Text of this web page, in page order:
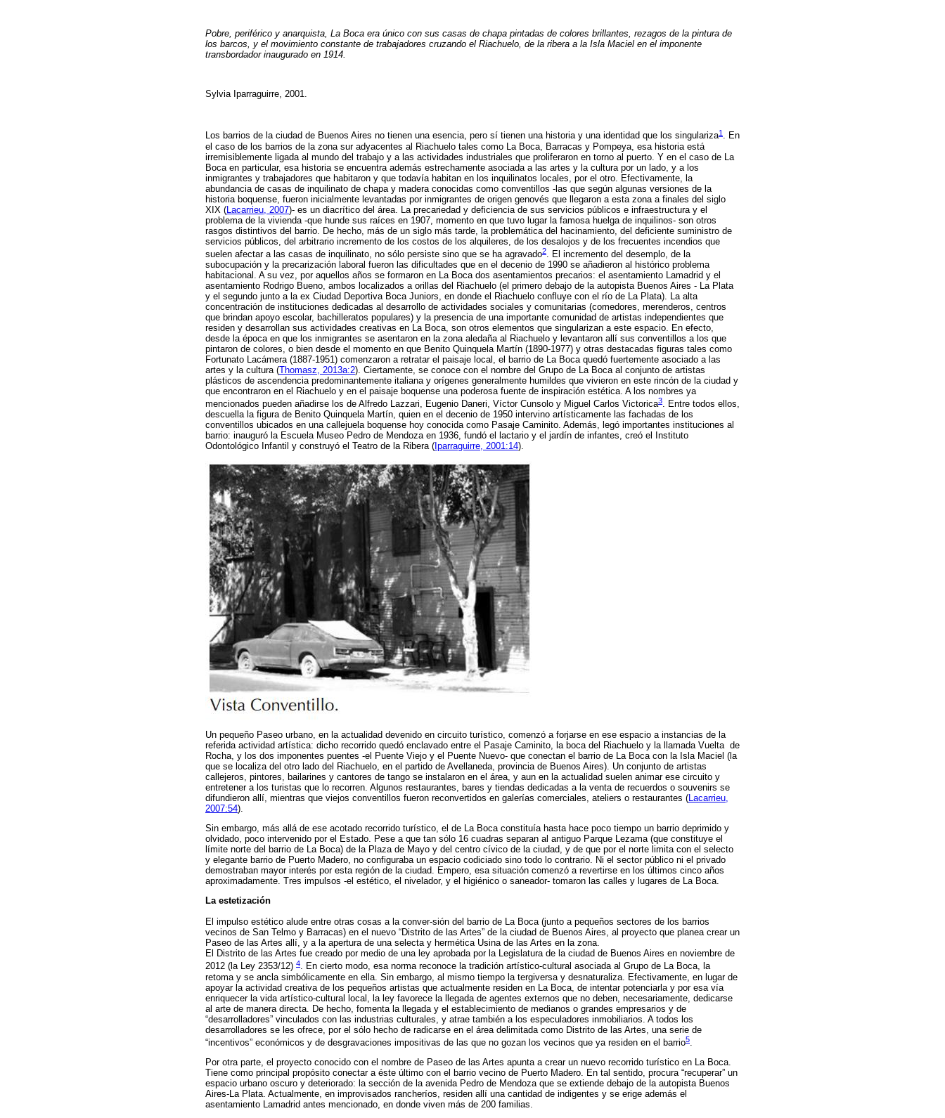
Pobre, periférico y anarquista, La Boca era único con sus casas de chapa pintadas de colores brillantes, rezagos de la pintura de
los barcos, y el movimiento constante de trabajadores cruzando el Riachuelo, de la ribera a la Isla Maciel en el imponente
transbordador inaugurado en 1914.
Sylvia Iparraguirre, 2001.
Los barrios de la ciudad de Buenos Aires no tienen una esencia, pero sí tienen una historia y una identidad que los singulariza1 . En
el caso de los barrios de la zona sur adyacentes al Riachuelo tales como La Boca, Barracas y Pompeya, esa historia está
irremisiblemente ligada al mundo del trabajo y a las actividades industriales que proliferaron en torno al puerto. Y en el caso de La
Boca en particular, esa historia se encuentra además estrechamente asociada a las artes y la cultura por un lado, y a los
inmigrantes y trabajadores que habitaron y que todavía habitan en los inquilinatos locales, por el otro. Efectivamente, la
abundancia de casas de inquilinato de chapa y madera conocidas como conventillos -las que según algunas versiones de la
historia boquense, fueron inicialmente levantadas por inmigrantes de origen genovés que llegaron a esta zona a finales del siglo
XIX (Lacarrieu, 2007)- es un diacrítico del área. La precariedad y deficiencia de sus servicios públicos e infraestructura y el
problema de la vivienda -que hunde sus raíces en 1907, momento en que tuvo lugar la famosa huelga de inquilinos- son otros
rasgos distintivos del barrio. De hecho, más de un siglo más tarde, la problemática del hacinamiento, del deficiente suministro de
servicios públicos, del arbitrario incremento de los costos de los alquileres, de los desalojos y de los frecuentes incendios que
suelen afectar a las casas de inquilinato, no sólo persiste sino que se ha agravado2. El incremento del desemplo, de la
subocupación y la precarización laboral fueron las dificultades que en el decenio de 1990 se añadieron al histórico problema
habitacional. A su vez, por aquellos años se formaron en La Boca dos asentamientos precarios: el asentamiento Lamadrid y el
asentamiento Rodrigo Bueno, ambos localizados a orillas del Riachuelo (el primero debajo de la autopista Buenos Aires - La Plata
y el segundo junto a la ex Ciudad Deportiva Boca Juniors, en donde el Riachuelo confluye con el río de La Plata). La alta
concentración de instituciones dedicadas al desarrollo de actividades sociales y comunitarias (comedores, merenderos, centros
que brindan apoyo escolar, bachilleratos populares) y la presencia de una importante comunidad de artistas independientes que
residen y desarrollan sus actividades creativas en La Boca, son otros elementos que singularizan a este espacio. En efecto,
desde la época en que los inmigrantes se asentaron en la zona aledaña al Riachuelo y levantaron allí sus conventillos a los que
pintaron de colores, o bien desde el momento en que Benito Quinquela Martín (1890-1977) y otras destacadas figuras tales como
Fortunato Lacámera (1887-1951) comenzaron a retratar el paisaje local, el barrio de La Boca quedó fuertemente asociado a las
artes y la cultura(Thomasz, 2013a:2). Ciertamente, se conoce con el nombre del Grupo de La Boca al conjunto de artistas
plásticos de ascendencia predominantemente italiana y orígenes generalmente humildes que vivieron en este rincón de la ciudad y
que encontraron en el Riachuelo y en el paisaje boquense una poderosa fuente de inspiración estética. A los nombres ya
mencionados pueden añadirse los de Alfredo Lazzari, Eugenio Daneri, Víctor Cunsolo y Miguel Carlos Victorica3. Entre todos ellos,
descuella la figura de Benito Quinquela Martín, quien en el decenio de 1950 intervino artísticamente las fachadas de los
conventillos ubicados en una callejuela boquense hoy conocida como Pasaje Caminito. Además, legó importantes instituciones al
barrio: inauguró la Escuela Museo Pedro de Mendoza en 1936, fundó el lactario y el jardín de infantes, creó el Instituto
Odontológico Infantil y construyó el Teatro de la Ribera( Iparraguirre, 2001:14).
Un pequeño Paseo urbano, en la actualidad devenido en circuito turístico, comenzó a forjarse en ese espacio a instancias de la
referida actividad artística: dicho recorrido quedó enclavado entre el Pasaje Caminito, la boca del Riachuelo y la llamada Vuelta de
Rocha, y los dos imponentes puentes -el Puente Viejo y el Puente Nuevo- que conectan el barrio de La Boca con la Isla Maciel (la
que se localiza del otro lado del Riachuelo, en el partido de Avellaneda, provincia de Buenos Aires). Un conjunto de artistas
callejeros, pintores, bailarines y cantores de tango se instalaron en el área, y aun en la actualidad suelen animar ese circuito y
entretener a los turistas que lo recorren. Algunos restaurantes, bares y tiendas dedicadas a la venta de recuerdos o souvenirs se
difundieron allí, mientras que viejos conventillos fueron reconvertidos en galerías comerciales, ateliers o restaurantes ( Lacarrieu,
2007:54).
Sin embargo, más allá de ese acotado recorrido turístico, el de La Boca constituía hasta hace poco tiempo un barrio deprimido y
olvidado, poco intervenido por el Estado. Pese a que tan sólo 16 cuadras separan al antiguo Parque Lezama (que constituye el
límite norte del barrio de La Boca) de la Plaza de Mayo y del centro cívico de la ciudad, y de que por el norte limita con el selecto
y elegante barrio de Puerto Madero, no configuraba un espacio codiciado sino todo lo contrario. Ni el sector público ni el privado
demostraban mayor interés por esta región de la ciudad. Empero, esa situación comenzó a revertirse en los últimos cinco años
aproximadamente. Tres impulsos -el estético, el nivelador, y el higiénico o saneador- tomaron las calles y lugares de La Boca.
La estetización
El impulso estético alude entre otras cosas a la conver-sión del barrio de La Boca (junto a pequeños sectores de los barrios
vecinos de San Telmo y Barracas) en el nuevo “Distrito de las Artes” de la ciudad de Buenos Aires, al proyecto que planea crear un
Paseo de las Artes allí, y a la apertura de una selecta y hermética Usina de las Artes en la zona.
El Distrito de las Artes fue creado por medio de una ley aprobada por la Legislatura de la ciudad de Buenos Aires en noviembre de
2012 (la Ley 2353/12) 4. En cierto modo, esa norma reconoce la tradición artístico-cultural asociada al Grupo de La Boca, la
retoma y se ancla simbólicamente en ella. Sin embargo, al mismo tiempo la tergiversa y desnaturaliza. Efectivamente, en lugar de
apoyar la actividad creativa de los pequeños artistas que actualmente residen en La Boca, de intentar potenciarla y por esa vía
enriquecer la vida artístico-cultural local, la ley favorece la llegada de agentes externos que no deben, necesariamente, dedicarse
al arte de manera directa. De hecho, fomenta la llegada y el establecimiento de medianos o grandes empresarios y de
“desarrolladores” vinculados con las industrias culturales, y atrae también a los especuladores inmobiliarios. A todos los
desarrolladores se les ofrece, por el sólo hecho de radicarse en el área delimitada como Distrito de las Artes, una serie de
“incentivos” económicos y de desgravaciones impositivas de las que no gozan los vecinos que ya residen en el barrio5
Por otra parte, el proyecto conocido con el nombre de Paseo de las Artes apunta a crear un nuevo recorrido turístico en La Boca.
Tiene como principal propósito conectar a éste último con el barrio vecino de Puerto Madero. En tal sentido, procura “recuperar” un
espacio urbano oscuro y deteriorado: la sección de la avenida Pedro de Mendoza que se extiende debajo de la autopista Buenos
Aires-La Plata. Actualmente, en improvisados rancheríos, residen allí una cantidad de indigentes y se erige además el
asentamiento Lamadrid antes mencionado, en donde viven más de 200 familias.